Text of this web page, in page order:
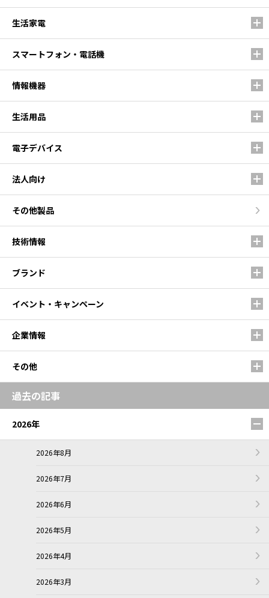
生活家電
スマートフォン・電話機
情報機器
生活用品
電子デバイス
法人向け
その他製品
技術情報
ブランド
イベント・キャンペーン
企業情報
その他
過去の記事
2026年
2026年8月
2026年7月
2026年6月
2026年5月
2026年4月
2026年3月